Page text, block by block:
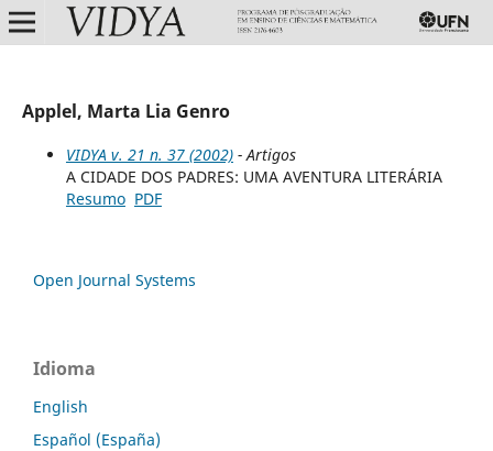
Applel, Marta Lia Genro
VIDYA v. 21 n. 37 (2002)- Artigos
A CIDADE DOS PADRES: UMA AVENTURA LITERÁRIA
Resumo PDF
Open Journal Systems
Idioma
English
Español (España)